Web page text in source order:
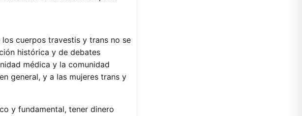
los cuerpos travestis y trans no se
histórica y de debates
médica y la comunidad
general, y a las mujeres trans y
y fundamental, tener dinero